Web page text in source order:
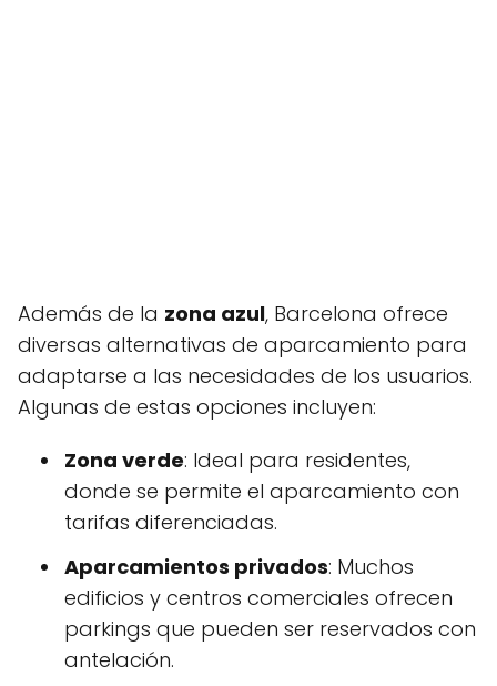
Además de la zona azul, Barcelona ofrece
diversas alternativas de aparcamiento para
adaptarse a las necesidades de los usuarios.
Algunas de estas opciones incluyen:
Zona verde: Ideal para residentes,
donde se permite el aparcamiento con
tarifas diferenciadas.
Aparcamientos privados: Muchos
edificios y centros comerciales ofrecen
parkings que pueden ser reservados con
antelación.